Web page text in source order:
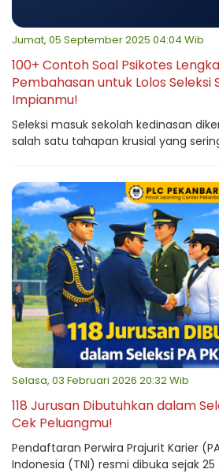
Jumat, 05 September 2025 04:04 Wib
100+ Contoh Soal Psikotes
Pembahasan untuk Lolos Seleksi
Impianmu!
Seleksi masuk sekolah kedinasan
salah satu tahapan krusial yang
Selasa, 03 Februari 2026 20:32 Wib
118 Jurusan Dibutuhkan dalam
Cek Peluangmu!
Pendaftaran Perwira Prajurit Karier
Indonesia (TNI) resmi dibuka sejak 25